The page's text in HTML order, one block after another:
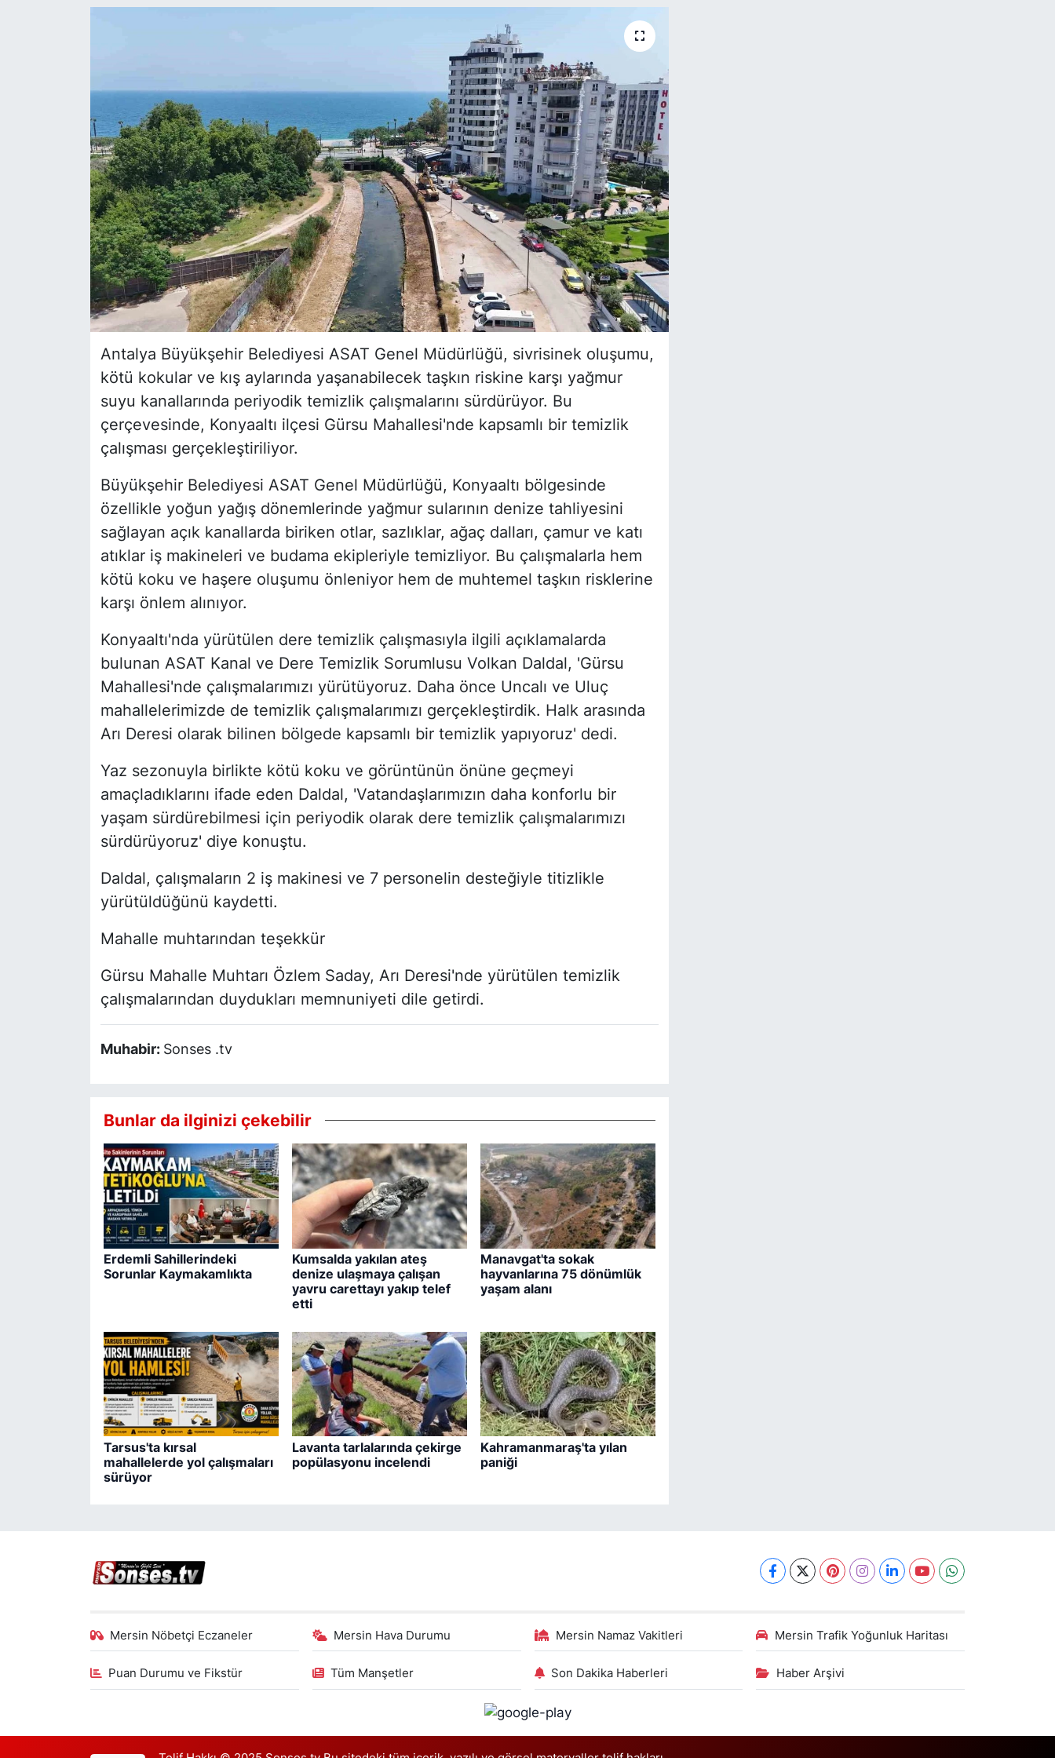
Antalya Büyükşehir Belediyesi ASAT Genel Müdürlüğü, sivrisinek oluşumu,
kötü kokular ve kış aylarında yaşanabilecek taşkın riskine karşı yağmur
suyu kanallarında periyodik temizlik çalışmalarını sürdürüyor. Bu
çerçevesinde, Konyaaltı ilçesi Gürsu Mahallesi'nde kapsamlı bir temizlik
çalışması gerçekleştiriliyor.
Büyükşehir Belediyesi ASAT Genel Müdürlüğü, Konyaaltı bölgesinde
özellikle yoğun yağış dönemlerinde yağmur sularının denize tahliyesini
sağlayan açık kanallarda biriken otlar, sazlıklar, ağaç dalları, çamur ve katı
atıklar iş makineleri ve budama ekipleriyle temizliyor. Bu çalışmalarla hem
kötü koku ve haşere oluşumu önleniyor hem de muhtemel taşkın risklerine
karşı önlem alınıyor.
Konyaaltı'nda yürütülen dere temizlik çalışmasıyla ilgili açıklamalarda
bulunan ASAT Kanal ve Dere Temizlik Sorumlusu Volkan Daldal, 'Gürsu
Mahallesi'nde çalışmalarımızı yürütüyoruz. Daha önce Uncalı ve Uluç
mahallelerimizde de temizlik çalışmalarımızı gerçekleştirdik. Halk arasında
Arı Deresi olarak bilinen bölgede kapsamlı bir temizlik yapıyoruz' dedi.
Yaz sezonuyla birlikte kötü koku ve görüntünün önüne geçmeyi
amaçladıklarını ifade eden Daldal, 'Vatandaşlarımızın daha konforlu bir
yaşam sürdürebilmesi için periyodik olarak dere temizlik çalışmalarımızı
sürdürüyoruz' diye konuştu.
Daldal, çalışmaların 2 iş makinesi ve 7 personelin desteğiyle titizlikle
yürütüldüğünü kaydetti.
Mahalle muhtarından teşekkür
Gürsu Mahalle Muhtarı Özlem Saday, Arı Deresi'nde yürütülen temizlik
çalışmalarından duydukları memnuniyeti dile getirdi.
Muhabir: Sonses .tv
Bunlar da ilginizi çekebilir
Erdemli Sahillerindeki
Sorunlar Kaymakamlıkta
Kumsalda yakılan ateş
denize ulaşmaya çalışan
yavru carettayı yakıp telef
etti
Manavgat'ta sokak
hayvanlarına 75 dönümlük
yaşam alanı
Tarsus'ta kırsal
mahallelerde yol çalışmaları
sürüyor
Lavanta tarlalarında çekirge
popülasyonu incelendi
Kahramanmaraş'ta yılan
paniği
Mersin Nöbetçi Eczaneler Mersin Hava Durumu Mersin Namaz Vakitleri Mersin Trafik Yoğunluk Haritası
Puan Durumu ve Fikstür Tüm Manşetler Son Dakika Haberleri Haber Arşivi
Tanıtım